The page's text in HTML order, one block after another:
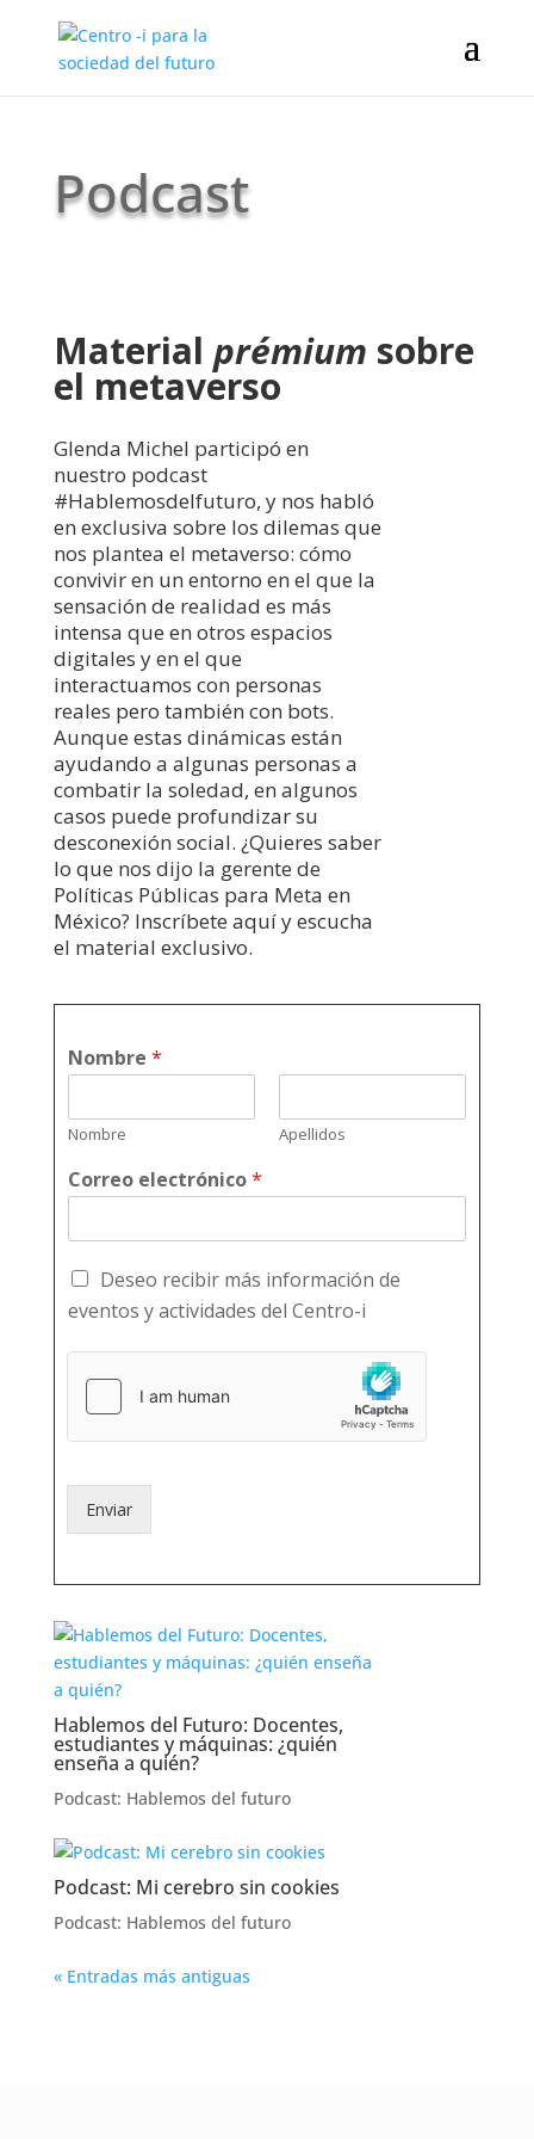
Podcast
Material prémium sobre
el metaverso
Glenda Michel participó en
nuestro podcast
#Hablemosdelfuturo, y nos habló
en exclusiva sobre los dilemas que
nos plantea el metaverso: cómo
convivir en un entorno en el que la
sensación de realidad es más
intensa que en otros espacios
digitales y en el que
interactuamos con personas
reales pero también con bots.
Aunque estas dinámicas están
ayudando a algunas personas a
combatir la soledad, en algunos
casos puede profundizar su
desconexión social. ¿Quieres saber
lo que nos dijo la gerente de
Políticas Públicas para Meta en
México? Inscríbete aquí y escucha
el material exclusivo.
Nombre *
Nombre Apellidos
Correo electrónico*
Deseo recibir más información de
eventos y actividades del Centro-i
Enviar
Hablemos del Futuro: Docentes,
estudiantes y máquinas: ¿quién
enseña a quién?
Podcast: Hablemos del futuro
Podcast: Mi cerebro sin cookies
Podcast: Hablemos del futuro
« Entradas más antiguas